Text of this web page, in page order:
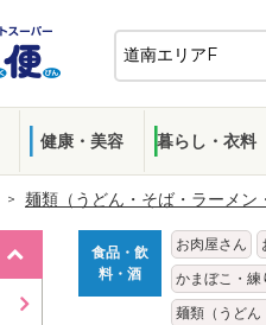
健康・美容 暮らし・衣料
麺類（うどん・そば・ラーメン
食品・飲
料・酒
お肉屋さん
かまぼこ・練
麺類（うどん